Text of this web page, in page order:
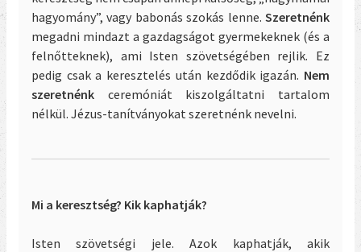
hagyomány”, vagy babonás szokás lenne. Szeretnénk
megadni mindazt a gazdagságot gyermekeknek (és a
felnőtteknek), ami Isten szövetségében rejlik. Ez
pedig csak a keresztelés után kezdődik igazán. Nem
szeretnénk ceremóniát kiszolgáltatni tartalom
nélkül. Jézus-tanítványokat szeretnénk nevelni.
Mi a keresztség? Kik kaphatják?
Isten szövetségi jele. Azok kaphatják, akik